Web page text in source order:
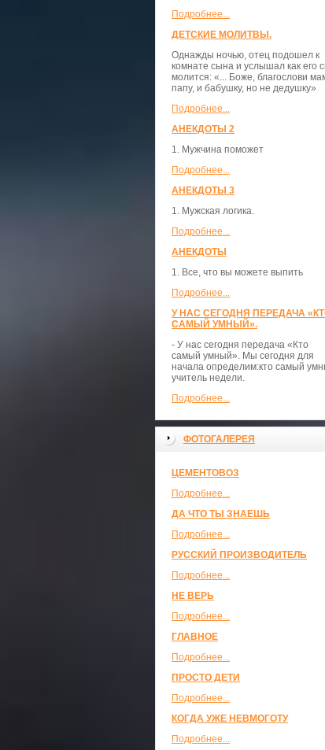
Подробнее...
ДЕТСКИЕ МОЛИТВЫ.
Однажды ночью, отец подошел к
комнате сына и услышал как его
молится: «... Боже, благослови
папу, и бабушку, но не дедушку»
Подробнее...
АНЕКДОТЫ 2
1. Мужчина поможет
Подробнее...
АНЕКДОТЫ 3
1. Мужская логика.
Подробнее...
АНЕКДОТЫ
1. Все, что вы можете выпить
Подробнее...
У НАС СЕГОДНЯ ПЕРЕДАЧА
САМЫЙ УМНЫЙ».
- У нас сегодня передача «Кто
самый умный». Мы сегодня для
начала определим:кто самый
учитель недели.
Подробнее...
ФОТОГАЛЕРЕЯ
ЦЕМЕНТОВОЗ
Подробнее...
ДА ЧТО ТЫ ЗНАЕШЬ
Подробнее...
РУССКИЙ ПРОИЗВОДИТЕЛЬ
Подробнее...
НЕ ВЕРЬ
Подробнее...
ГЛАВНОЕ
Подробнее...
ПРОСТО ДЕТИ
Подробнее...
КОГДА УЖЕ НЕВМОГОТУ
Подробнее...